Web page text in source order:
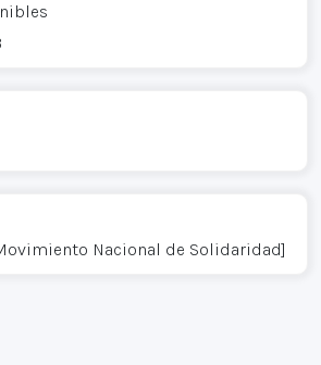
Nacional de Solidaridad]